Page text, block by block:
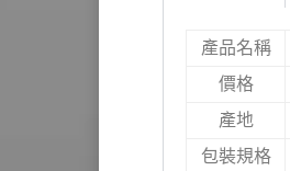
產品名稱
價格
產地
包裝規格